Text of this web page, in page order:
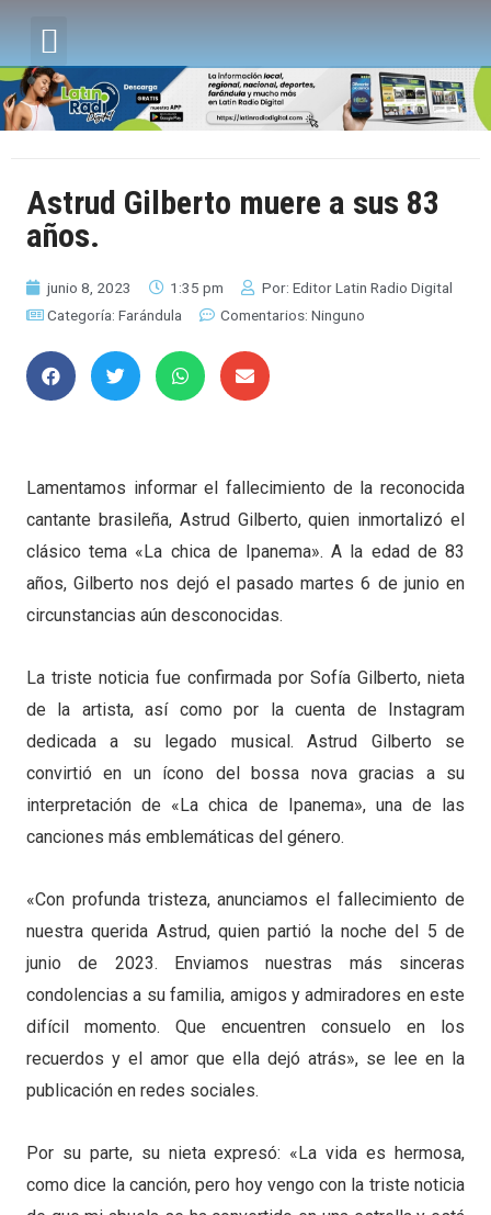
Astrud Gilberto muere a sus 83
años.
junio 8, 2023 1:35 pm Por: Editor Latin Radio Digital
Categoría: Farándula Comentarios: Ninguno
Lamentamos informar el fallecimiento de la reconocida
cantante brasileña, Astrud Gilberto, quien inmortalizó el
clásico tema «La chica de Ipanema». A la edad de 83
años, Gilberto nos dejó el pasado martes 6 de junio en
circunstancias aún desconocidas.
La triste noticia fue confirmada por Sofía Gilberto, nieta
de la artista, así como por la cuenta de Instagram
dedicada a su legado musical. Astrud Gilberto se
convirtió en un ícono del bossa nova gracias a su
interpretación de «La chica de Ipanema», una de las
canciones más emblemáticas del género.
«Con profunda tristeza, anunciamos el fallecimiento de
nuestra querida Astrud, quien partió la noche del 5 de
junio de 2023. Enviamos nuestras más sinceras
condolencias a su familia, amigos y admiradores en este
difícil momento. Que encuentren consuelo en los
recuerdos y el amor que ella dejó atrás», se lee en la
publicación en redes sociales.
Por su parte, su nieta expresó: «La vida es hermosa,
como dice la canción, pero hoy vengo con la triste noticia